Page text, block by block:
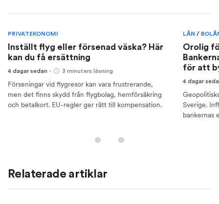
PRIVATEKONOMI
Inställt flyg eller försenad väska? Här
kan du få ersättning
4 dagar sedan 3 minuters läsning
Förseningar vid flygresor kan vara frustrerande,
men det finns skydd från flygbolag, hemförsäkring
och betalkort. EU-regler ger rätt till kompensation.
LÅN/
Orolig
för att
4 dagar
Sverige.
bankernas
Relaterade artiklar